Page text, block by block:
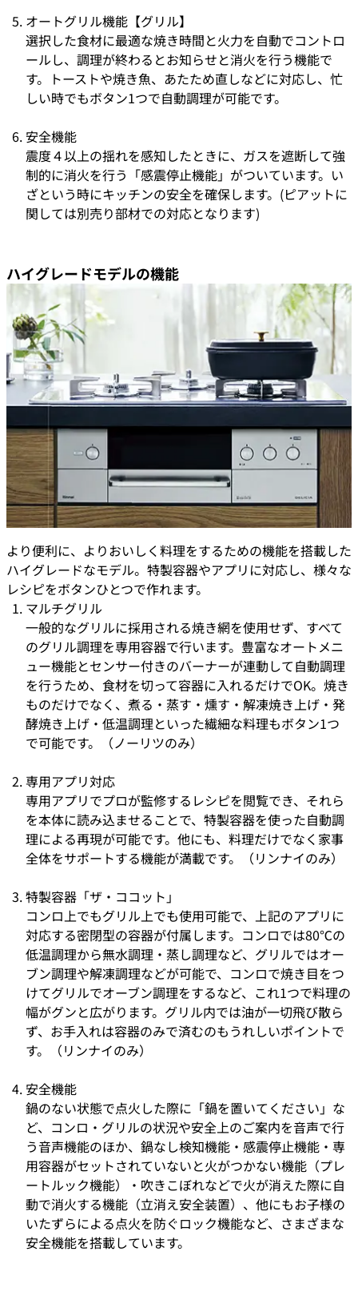
オートグリル機能【グリル】
選択した食材に最適な焼き時間と火力を自動でコントロ
ールし、調理が終わるとお知らせと消火を行う機能で
す。トーストや焼き魚、あたため直しなどに対応し、忙
しい時でもボタン1つで自動調理が可能です。
安全機能
震度４以上の揺れを感知したときに、ガスを遮断して強
制的に消火を行う「感震停止機能」がついています。い
ざという時にキッチンの安全を確保します。(ピアットに
関しては別売り部材での対応となります)
ハイグレードモデルの機能
より便利に、よりおいしく料理をするための機能を搭載した
ハイグレードなモデル。特製容器やアプリに対応し、様々な
レシピをボタンひとつで作れます。
マルチグリル
一般的なグリルに採用される焼き網を使用せず、すべて
のグリル調理を専用容器で行います。豊富なオートメニ
ュー機能とセンサー付きのバーナーが連動して自動調理
を行うため、食材を切って容器に入れるだけでOK。焼き
ものだけでなく、煮る・蒸す・燻す・解凍焼き上げ・発
酵焼き上げ・低温調理といった繊細な料理もボタン1つ
で可能です。（ノーリツのみ）
専用アプリ対応
専用アプリでプロが監修するレシピを閲覧でき、それら
を本体に読み込ませることで、特製容器を使った自動調
理による再現が可能です。他にも、料理だけでなく家事
全体をサポートする機能が満載です。（リンナイのみ）
特製容器「ザ・ココット」
コンロ上でもグリル上でも使用可能で、上記のアプリに
対応する密閉型の容器が付属します。コンロでは80℃の
低温調理から無水調理・蒸し調理など、グリルではオー
ブン調理や解凍調理などが可能で、コンロで焼き目をつ
けてグリルでオーブン調理をするなど、これ1つで料理の
幅がグンと広がります。グリル内では油が一切飛び散ら
ず、お手入れは容器のみで済むのもうれしいポイントで
す。（リンナイのみ）
安全機能
鍋のない状態で点火した際に「鍋を置いてください」な
ど、コンロ・グリルの状況や安全上のご案内を音声で行
う音声機能のほか、鍋なし検知機能・感震停止機能・専
用容器がセットされていないと火がつかない機能（プレ
ートルック機能）・吹きこぼれなどで火が消えた際に自
動で消火する機能（立消え安全装置）、他にもお子様の
いたずらによる点火を防ぐロック機能など、さまざまな
安全機能を搭載しています。